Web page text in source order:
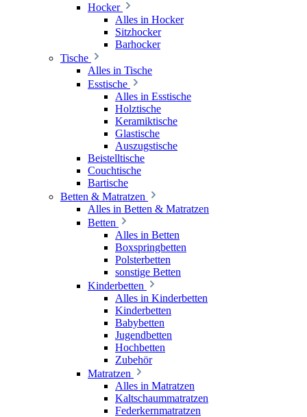
Hocker
Alles in Hocker
Sitzhocker
Barhocker
Tische
Alles in Tische
Esstische
Alles in Esstische
Holztische
Keramiktische
Glastische
Auszugstische
Beistelltische
Couchtische
Bartische
Betten & Matratzen
Alles in Betten & Matratzen
Betten
Alles in Betten
Boxspringbetten
Polsterbetten
sonstige Betten
Kinderbetten
Alles in Kinderbetten
Kinderbetten
Babybetten
Jugendbetten
Hochbetten
Zubehör
Matratzen
Alles in Matratzen
Kaltschaummatratzen
Federkernmatratzen